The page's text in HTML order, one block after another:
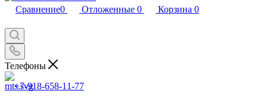
Сравнение0 Отложенные 0 Корзина 0
Телефоны
+7-918-658-11-77